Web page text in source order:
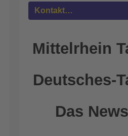
Kontakt…
Mittelrhein
Deutsches-
Das